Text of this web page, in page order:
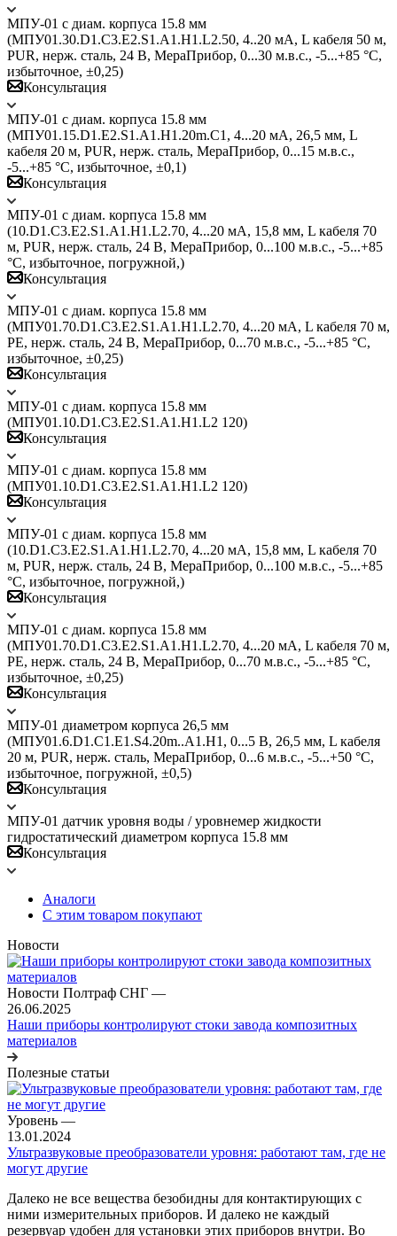
МПУ-01 с диам. корпуса 15.8 мм
(МПУ01.30.D1.C3.E2.S1.A1.H1.L2.50, 4..20 мА, L кабеля 50 м,
PUR, нерж. сталь, 24 В, МераПрибор, 0...30 м.в.с., -5...+85 °C,
избыточное, ±0,25)
Консультация
МПУ-01 с диам. корпуса 15.8 мм
(МПУ01.15.D1.E2.S1.A1.H1.20m.C1, 4...20 мА, 26,5 мм, L
кабеля 20 м, PUR, нерж. сталь, МераПрибор, 0...15 м.в.с.,
-5...+85 °C, избыточное, ±0,1)
Консультация
МПУ-01 с диам. корпуса 15.8 мм
(10.D1.C3.E2.S1.A1.H1.L2.70, 4...20 мА, 15,8 мм, L кабеля 70
м, PUR, нерж. сталь, 24 В, МераПрибор, 0...100 м.в.с., -5...+85
°C, избыточное, погружной,)
Консультация
МПУ-01 с диам. корпуса 15.8 мм
(МПУ01.70.D1.C3.E2.S1.A1.H1.L2.70, 4...20 мА, L кабеля 70 м,
PE, нерж. сталь, 24 В, МераПрибор, 0...70 м.в.с., -5...+85 °C,
избыточное, ±0,25)
Консультация
МПУ-01 с диам. корпуса 15.8 мм
(МПУ01.10.D1.C3.E2.S1.A1.H1.L2 120)
Консультация
МПУ-01 с диам. корпуса 15.8 мм
(МПУ01.10.D1.C3.E2.S1.A1.H1.L2 120)
Консультация
МПУ-01 с диам. корпуса 15.8 мм
(10.D1.C3.E2.S1.A1.H1.L2.70, 4...20 мА, 15,8 мм, L кабеля 70
м, PUR, нерж. сталь, 24 В, МераПрибор, 0...100 м.в.с., -5...+85
°C, избыточное, погружной,)
Консультация
МПУ-01 с диам. корпуса 15.8 мм
(МПУ01.70.D1.C3.E2.S1.A1.H1.L2.70, 4...20 мА, L кабеля 70 м,
PE, нерж. сталь, 24 В, МераПрибор, 0...70 м.в.с., -5...+85 °C,
избыточное, ±0,25)
Консультация
МПУ-01 диаметром корпуса 26,5 мм
(МПУ01.6.D1.C1.E1.S4.20m..A1.Н1, 0...5 B, 26,5 мм, L кабеля
20 м, PUR, нерж. сталь, МераПрибор, 0...6 м.в.с., -5...+50 °C,
избыточное, погружной, ±0,5)
Консультация
МПУ-01 датчик уровня воды / уровнемер жидкости
гидростатический диаметром корпуса 15.8 мм
Консультация
Аналоги
С этим товаром покупают
Новости
Новости Полтраф СНГ —
26.06.2025
Наши приборы контролируют стоки завода композитных
материалов
Полезные статьи
Уровень —
13.01.2024
Ультразвуковые преобразователи уровня: работают там, где не
могут другие
Далеко не все вещества безобидны для контактирующих с
ними измерительных приборов. И далеко не каждый
резервуар удобен для установки этих приборов внутри. Во